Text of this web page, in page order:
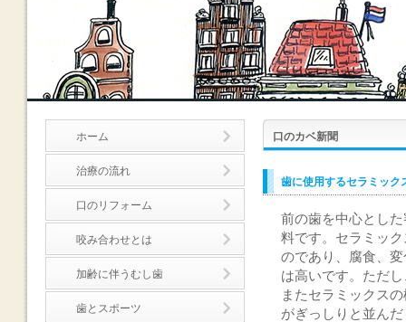
口のカベ新聞
歯に使用するセラミック
前の歯を中心とし
料です。セラミッ
のであり、腐食、
は高いです。ただ
またセラミックス
がぎっしりと並ん
ホーム
治療の流れ
口のリフォーム
咬み合わせとは
加齢に伴うむし歯
歯とスポーツ